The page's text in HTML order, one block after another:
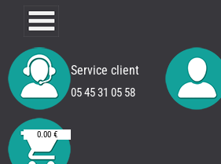
Service client
05 45 31 05 58
0.00 €